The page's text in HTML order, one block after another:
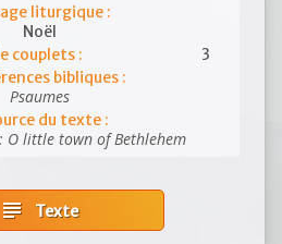
liturgique :
Noël
couplets :
3
bibliques :
Psaumes
du texte :
O little town of Bethlehem
subject Texte